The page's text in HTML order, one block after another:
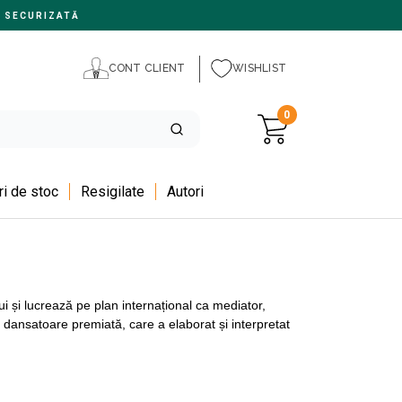
SECURIZATĂ
CONT CLIENT WISHLIST
0
de stoc Resigilate Autori
și lucrează pe plan internațional ca mediator,
premiată, care a elaborat și interpretat